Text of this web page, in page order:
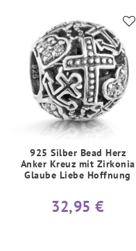
925 Silber Bead Herz
Anker Kreuz mit Zirkonia
Glaube Liebe Hoffnung
32,95 €